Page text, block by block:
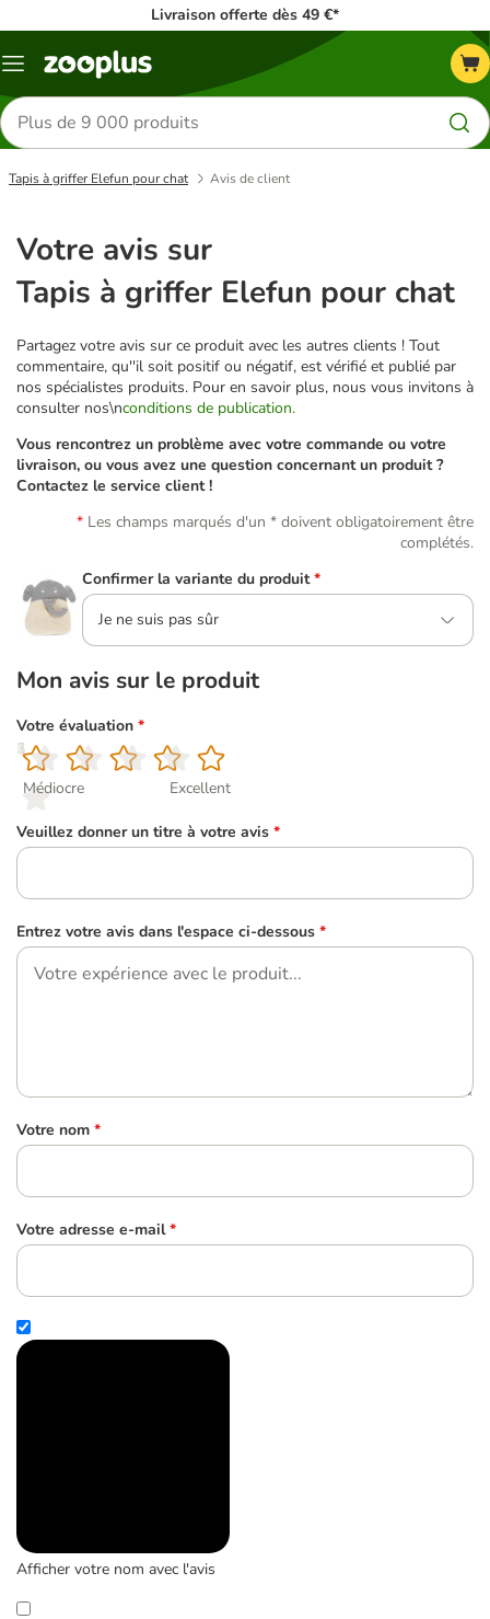
Livraison offerte dès 49 €*
Menu
Rechercher
des
produits
Tapis à griffer Elefun pour chat Avis de client
Votre avis sur
Tapis à griffer Elefun pour chat
Partagez votre avis sur ce produit avec les autres clients ! Tout
commentaire, qu''il soit positif ou négatif, est vérifié et publié par
nos spécialistes produits. Pour en savoir plus, nous vous invitons à
consulter nos\nconditions de publication.
Vous rencontrez un problème avec votre commande ou votre
livraison, ou vous avez une question concernant un produit ?
Contactez le service client !
Les champs marqués d'un * doivent obligatoirement être
complétés.
Confirmer la variante du produit *
Je ne suis pas sûr
Mon avis sur le produit
Votre évaluation *
1
Médiocre
2
3
4
5
Excellent
Veuillez donner un titre à votre avis *
Entrez votre avis dans l'espace ci-dessous *
Votre nom *
Votre adresse e-mail *
Afficher votre nom avec l'avis